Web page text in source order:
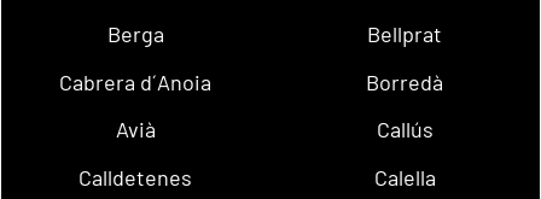
Berga
Bellprat
Cabrera d´Anoia
Borredà
Avià
Callús
Calldetenes
Calella